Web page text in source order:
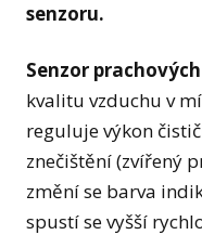
senzoru.
Senzor
kvalitu vzduchu v
reguluje výkon
znečištění (zvířený
změní se barva
spustí se vyšší